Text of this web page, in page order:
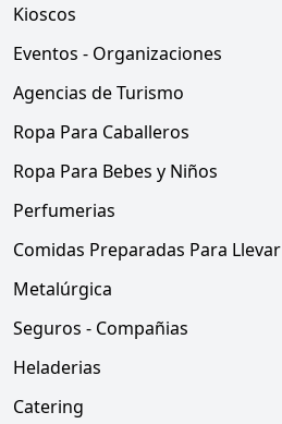
Kioscos
Eventos - Organizaciones
Agencias de Turismo
Ropa Para Caballeros
Ropa Para Bebes y Niños
Perfumerias
Comidas Preparadas Para Llevar
Metalúrgica
Seguros - Compañias
Heladerias
Catering